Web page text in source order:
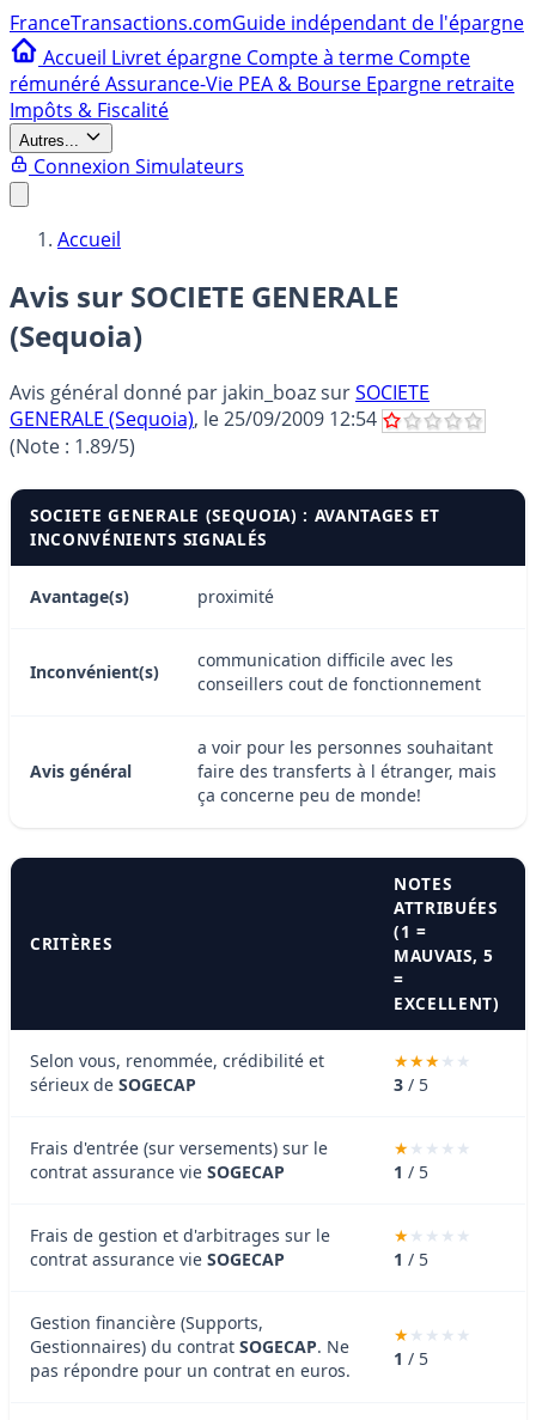
FranceTransactions.comGuide indépendant de l'épargne
Accueil Livret épargne Compte à terme Compte
rémunéréAssurance-Vie PEA & Bourse Epargne retraite
Impôts & Fiscalité
Autres...
Connexion Simulateurs
Accueil
Avis sur SOCIETE GENERALE
(Sequoia)
Avis général donné par jakin_boazsurSOCIETE
GENERALE (Sequoia), le25/09/2009 12:54
(Note : 1.89/5)
SOCIETE GENERALE (SEQUOIA) : AVANTAGES ET
INCONVÉNIENTS SIGNALÉS
Avantage(s) proximité
Inconvénient(s)
communication difficile avec les
conseillers cout de fonctionnement
Avis général
a voir pour les personnes souhaitant
faire des transferts à l étranger, mais
ça concerne peu de monde!
CRITÈRES
NOTES
ATTRIBUÉES
(1 =
MAUVAIS, 5
=
EXCELLENT)
Selon vous, renommée, crédibilité et
sérieux de SOGECAP 3 / 5
Frais d'entrée (sur versements) sur le
contrat assurance vie SOGECAP 1 / 5
Frais de gestion et d'arbitrages sur le
contrat assurance vie SOGECAP 1 / 5
Gestion financière (Supports,
Gestionnaires) du contrat SOGECAP. Ne
pas répondre pour un contrat en euros.
1 / 5